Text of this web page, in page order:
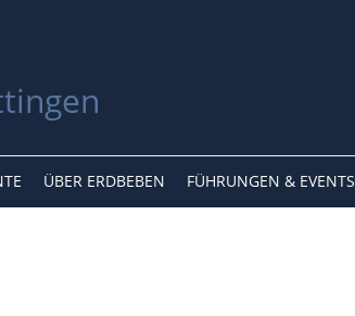
ÜBER ERDBEBEN FÜHRUNGEN & EVENTS